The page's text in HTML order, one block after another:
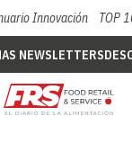
Innovación TOP
NEWSLETTERS